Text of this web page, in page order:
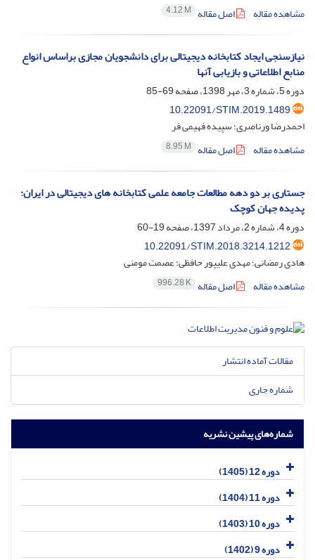
مشاهده مقاله
اصل مقاله 4.12 M
نیازسنجی ایجاد کتابخانه دیجیتالی برای دانشجویان مجازی براساس انواع
منابع اطلاعاتی و بازیابی آنها
دوره 5، شماره 3، مهر 1398، صفحه
69-85
10.22091/STIM.2019.1489
احمدرضا ورناصری؛ سپیده فهیمی فر
مشاهده مقاله
اصل مقاله 8.95 M
جستاری بر دو دهه مطالعات جامعه علمی کتابخانه‏ های دیجیتالی در ایران:
پدیده جهان کوچک
دوره 4، شماره 2، مرداد 1397، صفحه
19-60
10.22091/STIM.2018.3214.1212
هادی رمضانی؛ مهدی علیپور حافظی؛ عصمت مومنی
مشاهده مقاله
اصل مقاله 996.28 K
مقالات آماده انتشار
شماره جاری
شماره‌های پیشین نشریه
دوره 12 (1405)
دوره 11 (1404)
دوره 10 (1403)
دوره 9 (1402)